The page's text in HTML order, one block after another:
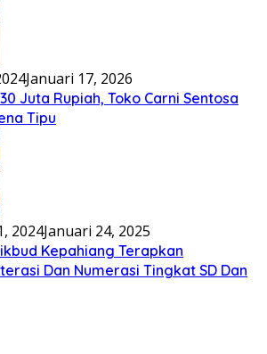
Januari 17, 2026
Juta Rupiah, Toko Carni Sentosa
Tipu
2024Januari 24, 2025
Kepahiang Terapkan
Dan Numerasi Tingkat SD Dan